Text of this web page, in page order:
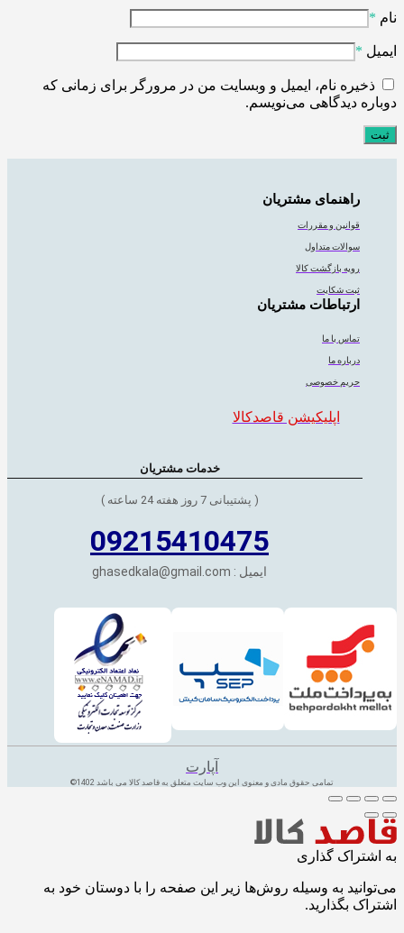
نام *
ایمیل *
ذخیره نام، ایمیل و وبسایت من در مرورگر برای زمانی که
دوباره دیدگاهی می‌نویسم.
راهنمای مشتریان
قوانین و مقررات
سوالات متداول
رویه بازگشت کالا
ثبت شکایت
ارتباطات مشتریان
تماس با ما
درباره ما
حریم خصوصی
اپلیکیشن قاصدکالا
خدمات مشتریان
( پشتیبانی 7 روز هفته 24 ساعته )
09215410475
ایمیل : ghasedkala@gmail.com
آپارت
تمامی حقوق مادی و معنوی این وب سایت متعلق به قاصد کالا می باشد 1402©
به اشتراک گذاری
می‌توانید به وسیله روش‌ها زیر این صفحه را با دوستان خود به
اشتراک بگذارید.